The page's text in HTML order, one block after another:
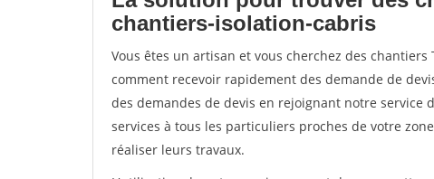
chantiers-isolation-cabris
Vous êtes un artisan et vous cherchez des
comment recevoir rapidement des demande de
des demandes de devis en rejoignant notre service
services à tous les particuliers proches de votre
réaliser leurs travaux.